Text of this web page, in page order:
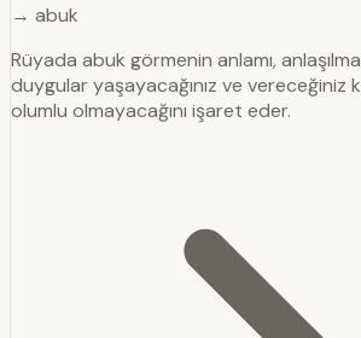
→ abuk
Rüyada abuk görmenin anlamı,
duygular yaşayacağınız ve vereceğiniz
olumlu olmayacağını işaret eder.